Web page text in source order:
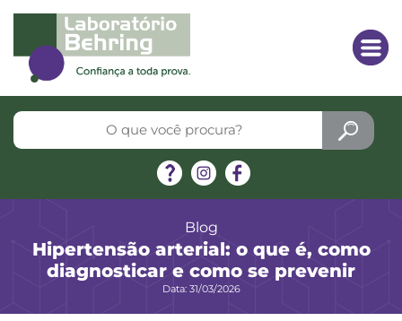
Blog
Hipertensão arterial: o que é, como
diagnosticar e como se prevenir
Data: 31/03/2026